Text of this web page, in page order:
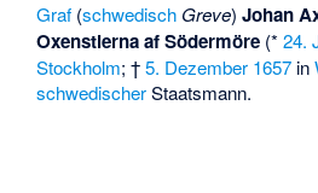
Graf (schwedisch Greve)Johan
Oxenstierna af Södermöre (*24.
Stockholm; †5. Dezember 1657 in
schwedischerStaatsmann.